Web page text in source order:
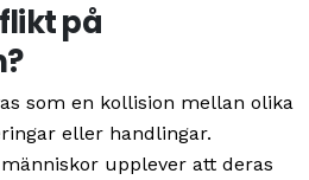
på
som en kollision mellan olika
eller handlingar.
upplever att deras